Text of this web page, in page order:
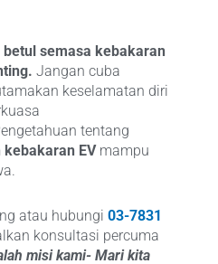
semasa kebakaran
Jangan cuba
keselamatan diri
tentang
EVmampu
atau hubungi 03-7831
konsultasi percuma
misi kami- Mari kita